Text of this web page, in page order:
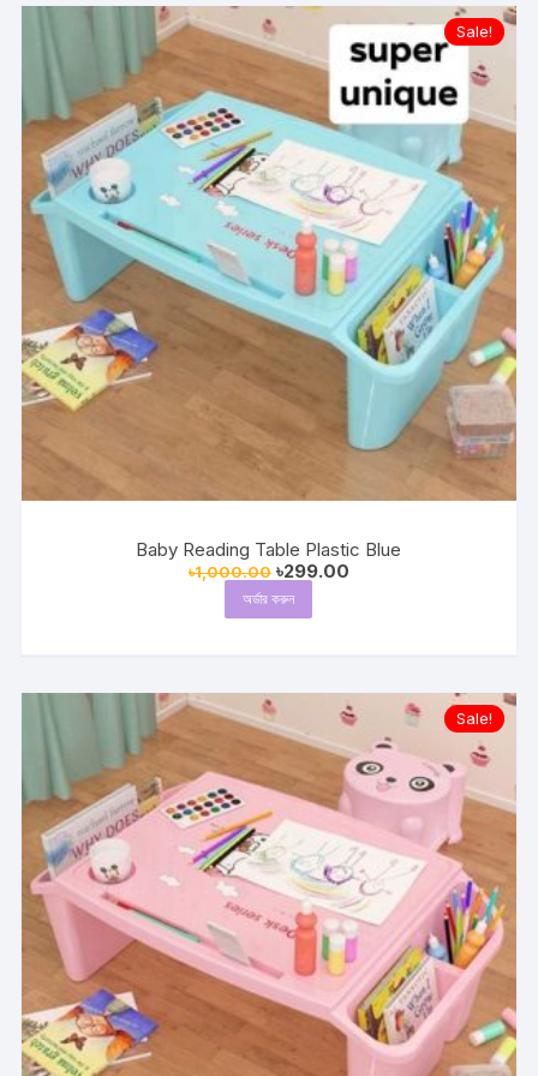
Sale!
Baby Reading Table Plastic Blue
৳1,000.00 Original
price
was:
৳1,000.00.
৳299.00Current
অর্ডার করুন
Sale!